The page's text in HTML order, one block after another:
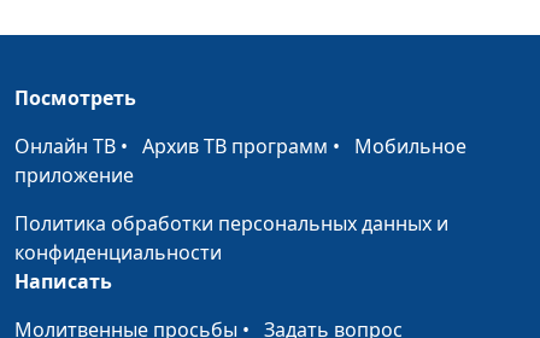
Тургенев)
Быть знаменитым
некрасиво... (Борис
Михаил Севастьянов
Слово (Николай
Гумилев)
Посмотреть
Онлайн ТВ • Архив ТВ программ • Мобильное
приложение
Политика обработки персональных данных и
конфиденциальности
Написать
Молитвенные просьбы • Задать вопрос